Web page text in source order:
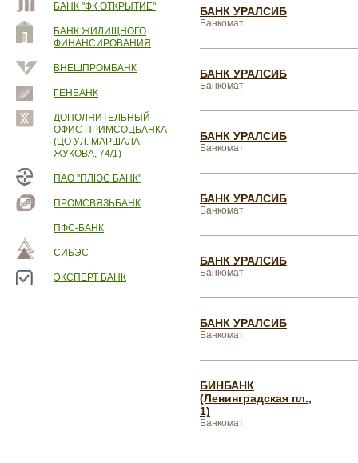
БАНК "ФК ОТКРЫТИЕ"
БАНК ЖИЛИЩНОГО
ФИНАНСИРОВАНИЯ
ВНЕШПРОМБАНК
ГЕНБАНК
ДОПОЛНИТЕЛЬНЫЙ
ОФИС ПРИМСОЦБАНКА
(ЦО УЛ. МАРШАЛА
ЖУКОВА, 74/1)
ПАО "ПЛЮС БАНК"
ПРОМСВЯЗЬБАНК
ПФС-БАНК
СИБЭС
ЭКСПЕРТ БАНК
БАНК УРАЛСИБ
Банкомат
БАНК УРАЛСИБ
Банкомат
БАНК УРАЛСИБ
Банкомат
БАНК УРАЛСИБ
Банкомат
БАНК УРАЛСИБ
Банкомат
БАНК УРАЛСИБ
Банкомат
БИНБАНК
(Ленинградская пл.,
1)
Банкомат